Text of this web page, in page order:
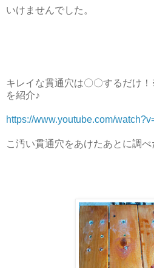
いけませんでした。
キレイな貫通穴は〇〇するだけ
を紹介♪
https://www.youtube.com/
こ汚い貫通穴をあけたあとに調べ